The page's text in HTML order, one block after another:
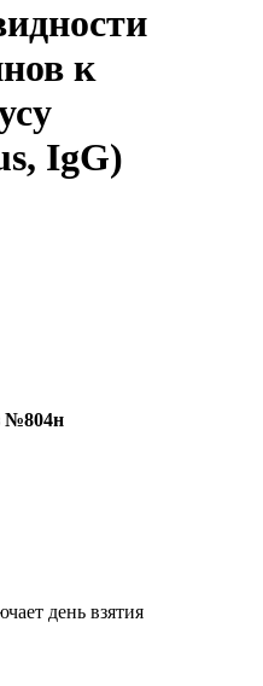
к
IgG)
№804н
день взятия